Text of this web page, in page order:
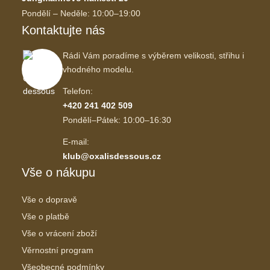
Pondělí – Neděle: 10:00–19:00
Kontaktujte nás
Rádi Vám poradíme s výběrem velikosti, střihu i
vhodného modelu.
Telefon:
+420 241 402 509
Pondělí–Pátek: 10:00–16:30
E-mail:
klub@oxalisdessous.cz
Vše o nákupu
Vše o dopravě
Vše o platbě
Vše o vrácení zboží
Věrnostní program
Všeobecné podmínky